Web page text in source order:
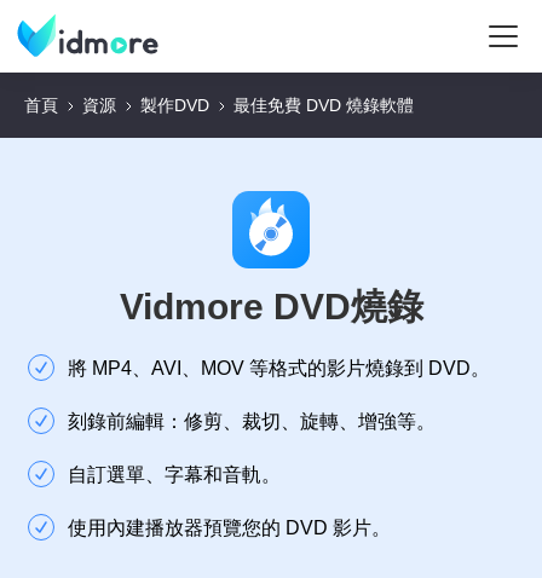
首頁 資源 製作DVD 最佳免費 DVD 燒錄軟體
Vidmore DVD燒錄
將 MP4、AVI、MOV 等格式的影片燒錄到 DVD。
刻錄前編輯：修剪、裁切、旋轉、增強等。
自訂選單、字幕和音軌。
使用內建播放器預覽您的 DVD 影片。